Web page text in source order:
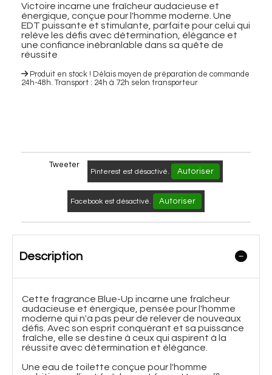
Victoire incarne une fraîcheur audacieuse et
énergique, conçue pour l'homme moderne. Une
EDT puissante et stimulante, parfaite pour celui qui
relève les défis avec détermination, élégance et
une confiance inébranlable dans sa quête de
réussite
Produit en stock ! Délais moyen de préparation de commande
24h-48h. Transport : 24h à 72h selon transporteur
Tweeter
Pinterest est désactivé. Autoriser
Facebook est désactivé. Autoriser
Description
Cette fragrance Blue-Up incarne une fraîcheur
audacieuse et énergique, pensée pour l'homme
moderne qui n'a pas peur de relever de nouveaux
défis. Avec son esprit conquérant et sa puissance
fraîche, elle se destine à ceux qui aspirent à la
réussite avec détermination et élégance.
Une eau de toilette conçue pour l'homme